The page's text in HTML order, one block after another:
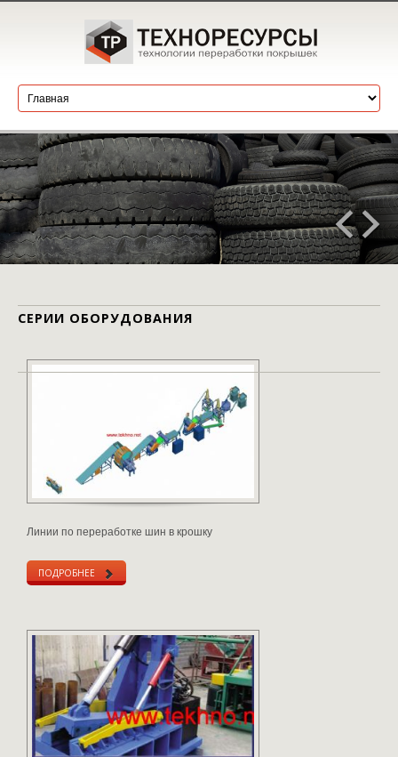
СЕРИИ ОБОРУДОВАНИЯ
Линии по переработке шин в крошку
ПОДРОБНЕЕ